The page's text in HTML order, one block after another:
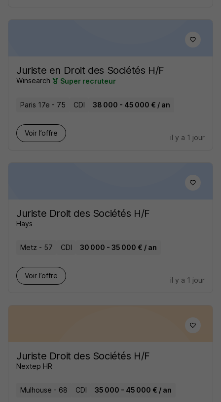
Juriste en Droit des Sociétés H/F
Winsearch Super recruteur
Paris 17e - 75 CDI 38 000 - 45 000 € / an
Voir l’offre
il y a 1 jour
Juriste Droit des Sociétés H/F
Hays
Metz - 57 CDI 30 000 - 35 000 € / an
Voir l’offre
il y a 1 jour
Juriste Droit des Sociétés H/F
Nextep HR
Mulhouse - 68 CDI 35 000 - 45 000 € / an